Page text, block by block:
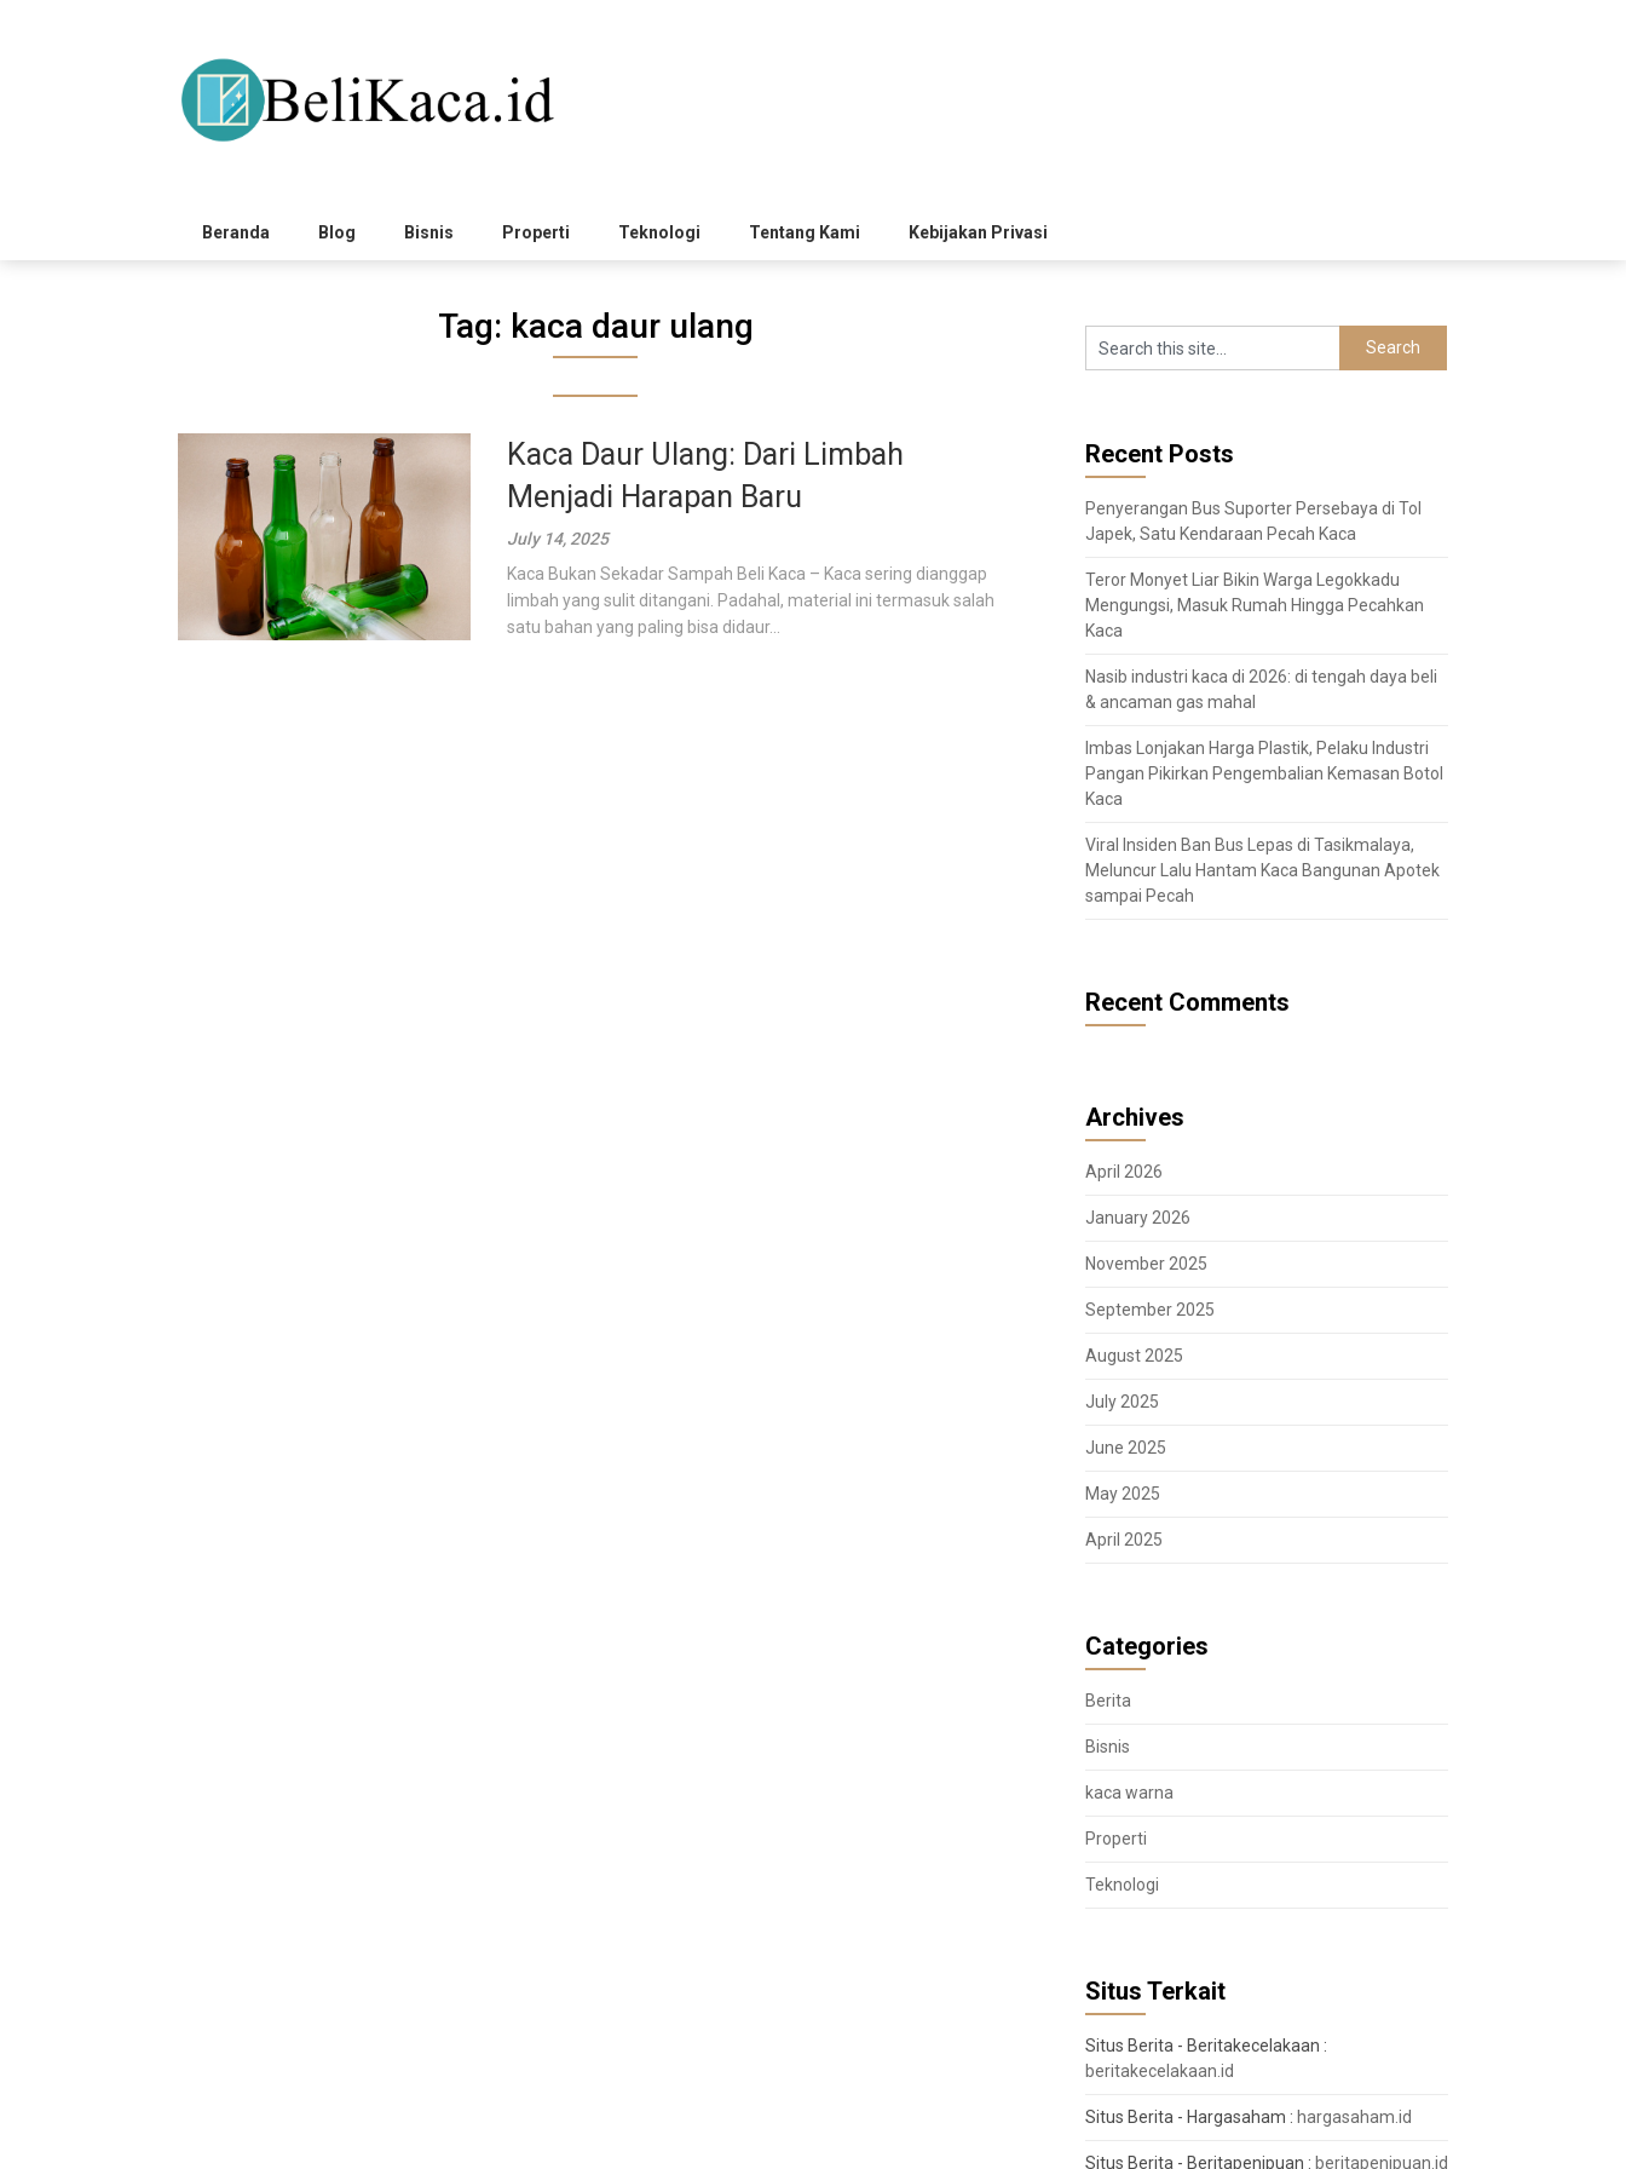
Beranda Blog Bisnis Properti Teknologi Tentang Kami Kebijakan Privasi
Tag: kaca daur ulang
Kaca Daur Ulang: Dari Limbah
Menjadi Harapan Baru
July 14, 2025
Kaca Bukan Sekadar Sampah Beli Kaca – Kaca sering dianggap
limbah yang sulit ditangani. Padahal, material ini termasuk salah
satu bahan yang paling bisa didaur...
Recent Posts
Penyerangan Bus Suporter Persebaya di Tol
Japek, Satu Kendaraan Pecah Kaca
Teror Monyet Liar Bikin Warga Legokkadu
Mengungsi, Masuk Rumah Hingga Pecahkan
Kaca
Nasib industri kaca di 2026: di tengah daya beli
& ancaman gas mahal
Imbas Lonjakan Harga Plastik, Pelaku Industri
Pangan Pikirkan Pengembalian Kemasan Botol
Kaca
Viral Insiden Ban Bus Lepas di Tasikmalaya,
Meluncur Lalu Hantam Kaca Bangunan Apotek
sampai Pecah
Recent Comments
Archives
April 2026
January 2026
November 2025
September 2025
August 2025
July 2025
June 2025
May 2025
April 2025
Categories
Berita
Bisnis
kaca warna
Properti
Teknologi
Situs Terkait
Situs Berita - Beritakecelakaan :
beritakecelakaan.id
Situs Berita - Hargasaham : hargasaham.id
Situs Berita - Beritapenipuan : beritapenipuan.id